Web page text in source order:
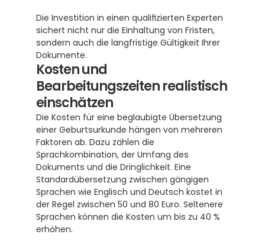
Die Investition in einen qualifizierten Experten
sichert nicht nur die Einhaltung von Fristen,
sondern auch die langfristige Gültigkeit Ihrer
Dokumente.
Kosten und
Bearbeitungszeiten realistisch
einschätzen
Die Kosten für eine beglaubigte Übersetzung
einer Geburtsurkunde hängen von mehreren
Faktoren ab. Dazu zählen die
Sprachkombination, der Umfang des
Dokuments und die Dringlichkeit. Eine
Standardübersetzung zwischen gängigen
Sprachen wie Englisch und Deutsch kostet in
der Regel zwischen 50 und 80 Euro. Seltenere
Sprachen können die Kosten um bis zu 40 %
erhöhen.